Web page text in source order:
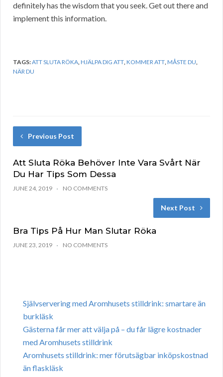
definitely has the wisdom that you seek. Get out there and
implement this information.
TAGS:ATT SLUTA RÖKA,HJÄLPA DIG ATT,KOMMER ATT,MÅSTE DU,
NÄR DU
Previous Post
Att Sluta Röka Behöver Inte Vara Svårt När
Du Har Tips Som Dessa
JUNE 24, 2019 NO COMMENTS
Next Post
Bra Tips På Hur Man Slutar Röka
JUNE 23, 2019 NO COMMENTS
Självservering med Aromhusets stilldrink: smartare än
burkläsk
Gästerna får mer att välja på – du får lägre kostnader
med Aromhusets stilldrink
Aromhusets stilldrink: mer förutsägbar inköpskostnad
än flaskläsk